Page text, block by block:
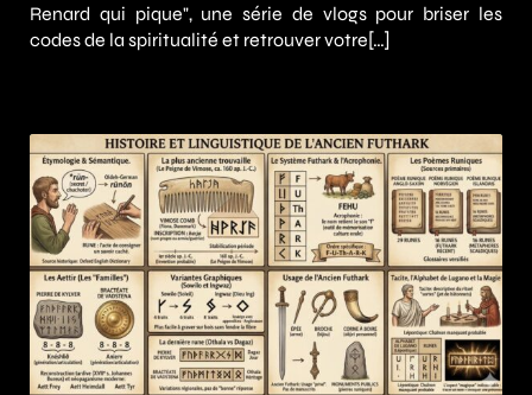
Renard qui pique", une série de vlogs pour briser les
codes de la spiritualité et retrouver votre[…]